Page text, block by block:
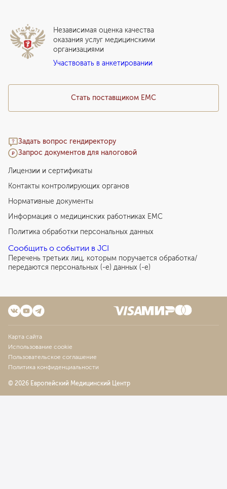
Прайс-лист
Подарочный сертификат EMC
Медицинский туризм
Программы привилегий
Стать поставщиком ЕМС
Задать вопрос гендиректору
Запрос документов для налоговой
Независимая оценка качества
оказания услуг медицинскими
организациями
Участвовать в анкетировании
Лицензии и сертификаты
Контакты контролирующих органов
Нормативные документы
Информация о медицинских работниках EMC
Политика обработки персональных данных
Сообщить о событии в JCI
Перечень третьих лиц, которым поручается обработка/
передаются персональных (-е) данных (-е)
Карта сайта
Использование cookie
Пользовательское соглашение
Политика конфиденциальности
© 2026 Европейский Медицинский Центр